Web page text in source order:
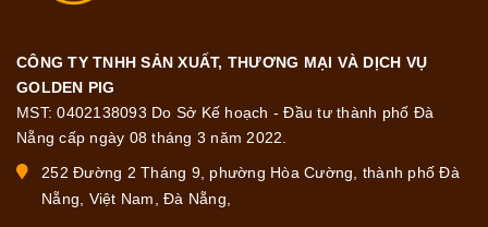
CÔNG TY TNHH SẢN XUẤT, THƯƠNG MẠI VÀ DỊCH VỤ
GOLDEN PIG
MST: 0402138093 Do Sở Kế hoạch - Đầu tư thành phố Đà
Nẵng cấp ngày 08 tháng 3 năm 2022.
252 Đường 2 Tháng 9, phường Hòa Cường, thành phố Đà
Nẵng, Việt Nam, Đà Nẵng,